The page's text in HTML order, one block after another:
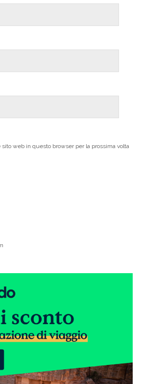
sito web in questo browser per la prossima volta